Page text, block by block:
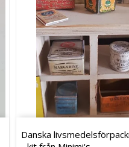
Danska